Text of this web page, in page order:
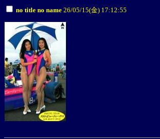
no title no name 26/05/15(金) 17:12:55